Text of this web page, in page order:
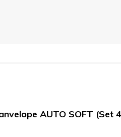
AUTO SOFT (Set